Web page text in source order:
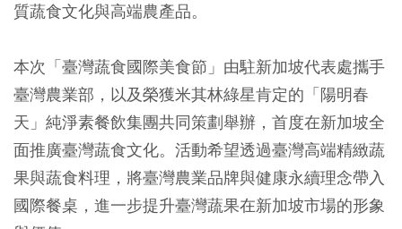
質蔬食文化與高端農產品。
本次「臺灣蔬食國際美食節」由駐新加坡代表處攜手
臺灣農業部，以及榮獲米其林綠星肯定的「陽明春
天」純淨素餐飲集團共同策劃舉辦，首度在新加坡全
面推廣臺灣蔬食文化。活動希望透過臺灣高端精緻蔬
果與蔬食料理，將臺灣農業品牌與健康永續理念帶入
國際餐桌，進一步提升臺灣蔬果在新加坡市場的形象